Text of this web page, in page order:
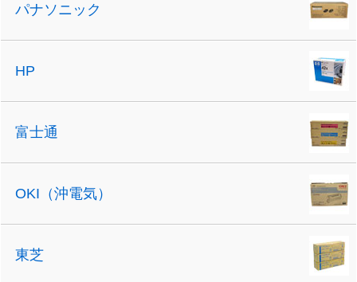
パナソニック
HP
富士通
OKI（沖電気）
東芝